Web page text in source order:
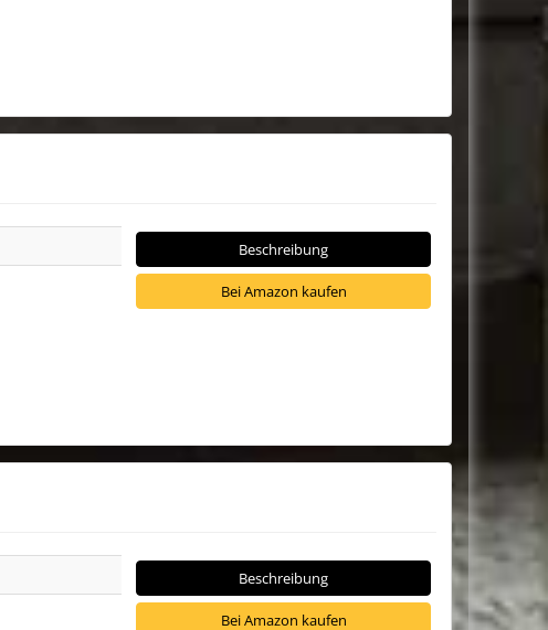
Beschreibung
Bei Amazon kaufen
Beschreibung
Bei Amazon kaufen